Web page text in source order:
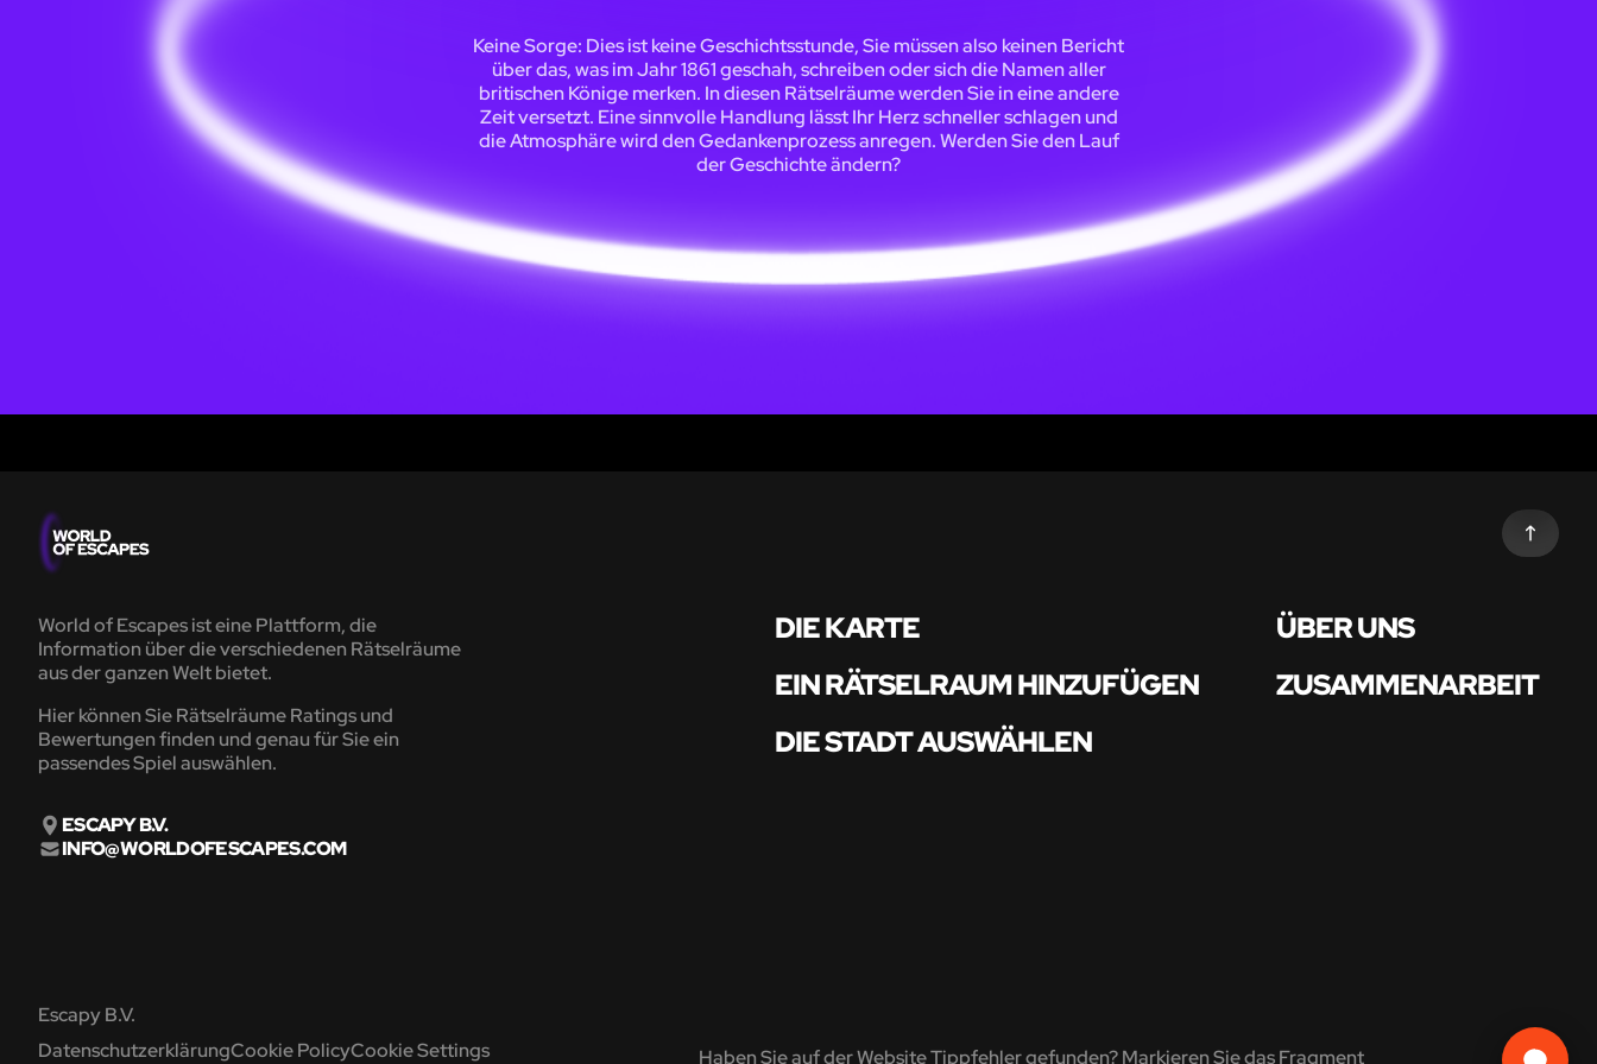
Keine Sorge: Dies ist keine Geschichtsstunde, Sie müssen also keinen Bericht
über das, was im Jahr 1861 geschah, schreiben oder sich die Namen aller
britischen Könige merken. In diesen Rätselräume werden Sie in eine andere
Zeit versetzt. Eine sinnvolle Handlung lässt Ihr Herz schneller schlagen und
die Atmosphäre wird den Gedankenprozess anregen. Werden Sie den Lauf
der Geschichte ändern?
World of Escapes ist eine Plattform, die
Information über die verschiedenen Rätselräume
aus der ganzen Welt bietet.
Hier können Sie Rätselräume Ratings und
Bewertungen finden und genau für Sie ein
passendes Spiel auswählen.
ESCAPY B.V.
INFO@WORLDOFESCAPES.COM
DIE KARTE
ÜBER UNS
EIN RÄTSELRAUM HINZUFÜGEN
ZUSAMMENARBEIT
DIE STADT AUSWÄHLEN
Haben Sie auf der Website Tippfehler gefunden? Markieren Sie das Fragment
Escapy B.V.
DatenschutzerklärungCookie PolicyCookie Settings